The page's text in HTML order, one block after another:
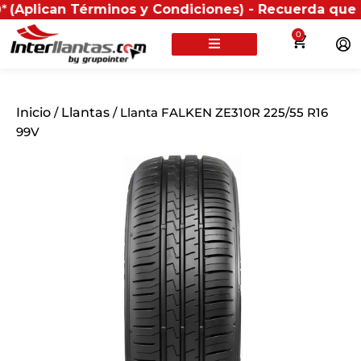
Términos y Condiciones) - Recuerda que si
0
Inicio / Llantas / Llanta FALKEN ZE310R 225/55 R16
99V